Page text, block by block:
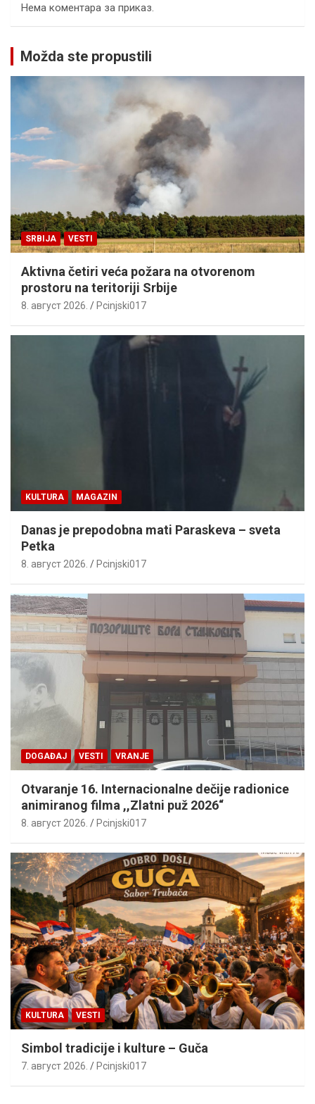
Нема коментара за приказ.
Možda ste propustili
SRBIJA VESTI
Aktivna četiri veća požara na otvorenom
prostoru na teritoriji Srbije
8. август 2026. Pcinjski017
KULTURA MAGAZIN
Danas je prepodobna mati Paraskeva – sveta
Petka
8. август 2026. Pcinjski017
DOGAĐAJ VESTI VRANJE
Otvaranje 16. Internacionalne dečije radionice
animiranog filma ,,Zlatni puž 2026“
8. август 2026. Pcinjski017
KULTURA VESTI
Simbol tradicije i kulture – Guča
7. август 2026. Pcinjski017